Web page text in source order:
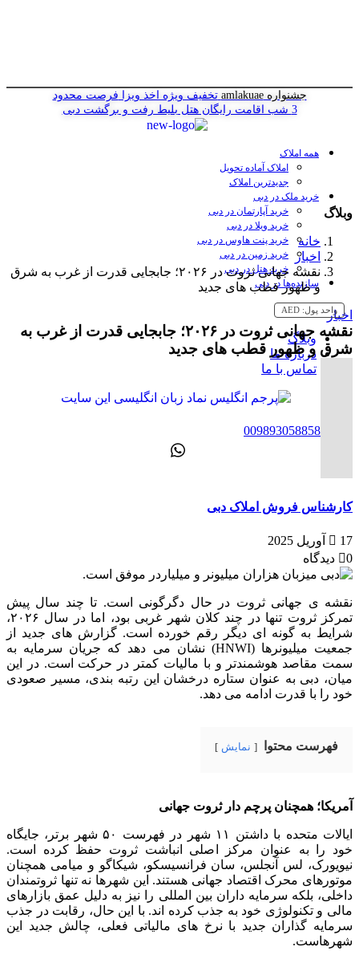
جشنواره amlakuae تخفیف ویژه اخذ ویزا فرصت محدود
3 شب اقامت رایگان هتل
بلیط رفت و برگشت دبی
همه املاک
املاک آماده تحویل
جدیدترین املاک
خرید ملک در دبی
خرید آپارتمان در دبی
خرید ویلا در دبی
خرید پنت هاوس در دبی
خرید زمین در دبی
خرید هتل در دبی
سازنده‌ها در دبی
واحد پول: AED
وبلاگ
درباره ما
تماس با ما
00989305885808
وبلاگ
خانه
اخبار
نقشه جهانی ثروت در ۲۰۲۶؛ جابجایی قدرت از غرب به شرق
و ظهور قطب های جدید
اخبار
نقشه جهانی ثروت در ۲۰۲۶؛ جابجایی قدرت از غرب به
شرق و ظهور قطب های جدید
کارشناس فروش املاک دبی
17 آوریل 2025
0 دیدگاه
نقشه ی جهانی ثروت در حال دگرگونی است. تا چند سال پیش
تمرکز ثروت تنها در چند کلان شهر غربی بود، اما در سال ۲۰۲۶،
شرایط به گونه ای دیگر رقم خورده است. گزارش های جدید از
جمعیت میلیونرها (HNWI) نشان می دهد که جریان سرمایه به
سمت مقاصد هوشمندتر و با مالیات کمتر در حرکت است. در این
میان، دبی به عنوان ستاره درخشان این رتبه بندی، مسیر صعودی
خود را با قدرت ادامه می دهد.
فهرست محتوا نمایش
آمریکا؛ همچنان پرچم دار ثروت جهانی
ایالات متحده با داشتن ۱۱ شهر در فهرست ۵۰ شهر برتر، جایگاه
خود را به عنوان مرکز اصلی انباشت ثروت حفظ کرده است.
نیویورک، لس آنجلس، سان فرانسیسکو، شیکاگو و میامی همچنان
موتورهای محرک اقتصاد جهانی هستند. این شهرها نه تنها ثروتمندان
داخلی، بلکه سرمایه داران بین المللی را نیز به دلیل عمق بازارهای
مالی و تکنولوژی خود به جذب کرده اند. با این حال، رقابت در جذب
سرمایه گذاران جدید با نرخ های مالیاتی فعلی، چالش جدید این
شهرهاست.